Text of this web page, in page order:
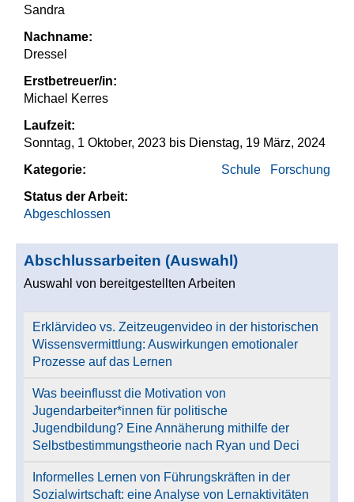
Sandra
Nachname:
Dressel
Erstbetreuer/in:
Michael Kerres
Laufzeit:
Sonntag, 1 Oktober, 2023 bis Dienstag, 19 März, 2024
Kategorie:
Forschung
Schule
Status der Arbeit:
Abgeschlossen
Abschlussarbeiten (Auswahl)
Auswahl von bereitgestellten Arbeiten
Erklärvideo vs. Zeitzeugenvideo in der historischen
Wissensvermittlung: Auswirkungen emotionaler
Prozesse auf das Lernen
Was beeinflusst die Motivation von
Jugendarbeiter*innen für politische
Jugendbildung? Eine Annäherung mithilfe der
Selbstbestimmungstheorie nach Ryan und Deci
Informelles Lernen von Führungskräften in der
Sozialwirtschaft: eine Analyse von Lernaktivitäten